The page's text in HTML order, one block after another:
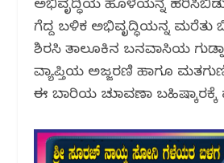
b
o
o
k
r A
p
p
ra
m
ಅಭಿವೃದ್ಧಿಯ ಹೊಳೆಯನ್ನೆ
ಗೆದ್ದ ಬಳಿಕ ಅಭಿವೃದ್ಧಿಯನ್ನ ಮರೆತು
ಶಿರಸಿ ತಾಲೂಕಿನ ಬನವಾಸಿಯ
ವ್ಯಾಪ್ತಿಯ ಅಜ್ಜರಣಿ ಹಾಗೂ
ಈ ಬಾರಿಯ ಚುನಾವಣಾ ಬಹಿಷ್ಕಾರಕ್ಕೆ